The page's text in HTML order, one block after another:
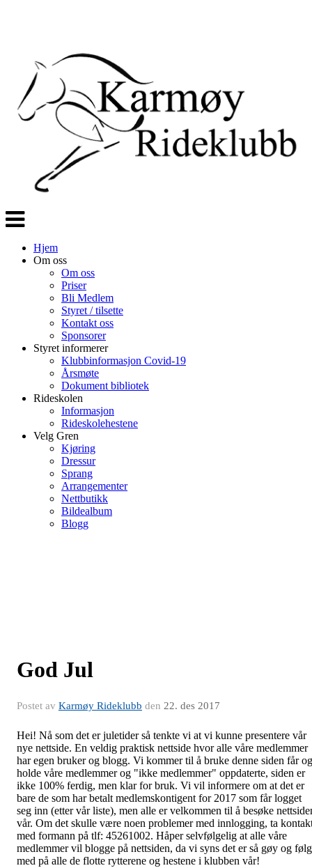
Veksle
navigasjon
Hjem
Om oss
Om oss
Priser
Bli Medlem
Styret / tilsette
Kontakt oss
Sponsorer
Styret informerer
Klubbinformasjon Covid-19
Årsmøte
Dokument bibliotek
Rideskolen
Informasjon
Rideskolehestene
Velg Gren
Kjøring
Dressur
Sprang
Arrangementer
Nettbutikk
Bildealbum
Blogg
God Jul
Postet av Karmøy Rideklubb den 22. des 2017
Hei! Nå som det er juletider så tenkte vi at vi kunne presentere vår
nye nettside. En veldig praktisk nettside hvor alle våre medlemmer
har egen bruker og blogg. Vi kommer til å bruke denne siden får og
holde våre medlemmer og "ikke medlemmer" oppdaterte, siden er
ikke 100% ferdig, men klar for bruk. Vi vil informere om at det er
bare de som har betalt medlemskontigent for 2017 som får logget
seg inn (etter vår liste), men alle er velkommen til å besøke
vår. Om det skulle være noen problemer med innlogging, ta
med formann på tlf: 45261002. Håper selvfølgelig at alle våre
medlemmer vil blogge på nettsiden, da vi syns det er så gøy og
med på alle de flotte rytterene og hestene i klubben vår!